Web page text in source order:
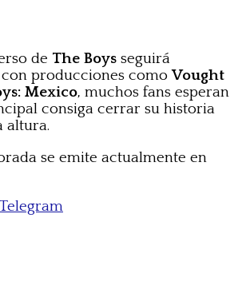
de The Boys seguirá
con producciones comoVought
Mexico, muchos fans esperan
consiga cerrar su historia
altura.
se emite actualmente en